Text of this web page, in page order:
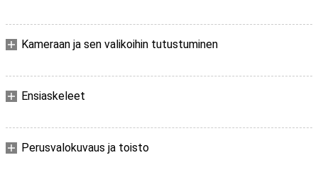
Kameraan ja sen valikoihin tutustuminen
Ensiaskeleet
Perusvalokuvaus ja toisto